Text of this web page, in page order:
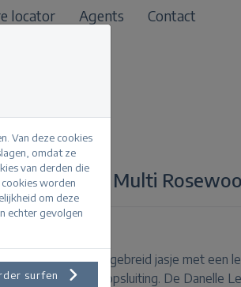
locator Agents
Contact
Jacquard Multi
is een ajourgebreid jasje met een
en een drukknoopsluiting. De Danelle
Van deze cookies
omdat ze
van derden die
worden
om deze
echter gevolgen
surfen